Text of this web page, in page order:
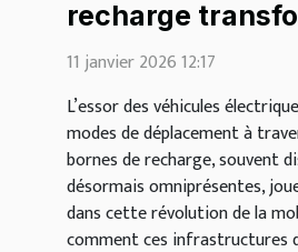
recharge
l'avenir de la
11 janvier 2026 12:17
L’essor des véhicules
modes de déplacement à
bornes de recharge, souvent
désormais omniprésentes,
dans cette révolution de la
comment ces infrastructures